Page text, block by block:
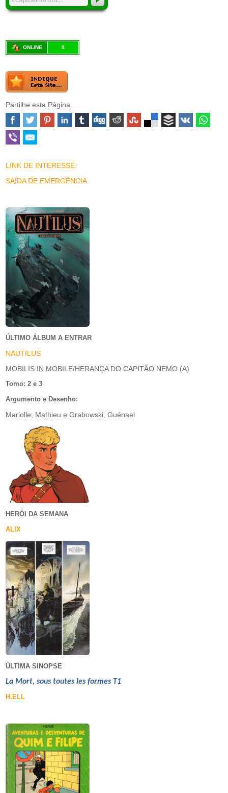
ONLINE 9
Partilhe esta Página
LINK DE INTERESSE:
SAÍDA DE EMERGÊNCIA
ÚLTIMO ÁLBUM A ENTRAR
NAUTILUS
MOBILIS IN MOBILE/HERANÇA DO CAPITÃO NEMO (A)
Tomo: 2 e 3
Argumento e Desenho:
Mariolle, Mathieu e Grabowski, Guénael
HERÓI DA SEMANA
ALIX
ÚLTIMA SINOPSE
La Mort, sous toutes les formes T1
H.ELL